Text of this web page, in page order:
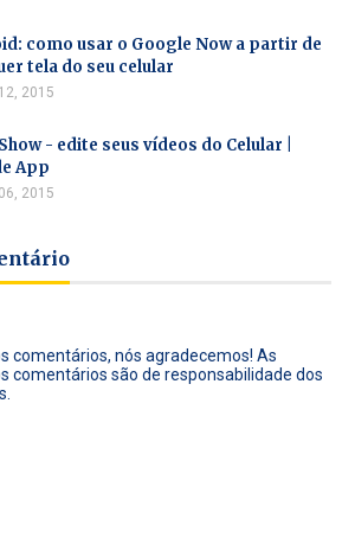
como usar o Google Now a partir de
tela do seu celular
2015
- edite seus vídeos do Celular |
App
2015
comentários, nós agradecemos! As
comentários são de responsabilidade dos